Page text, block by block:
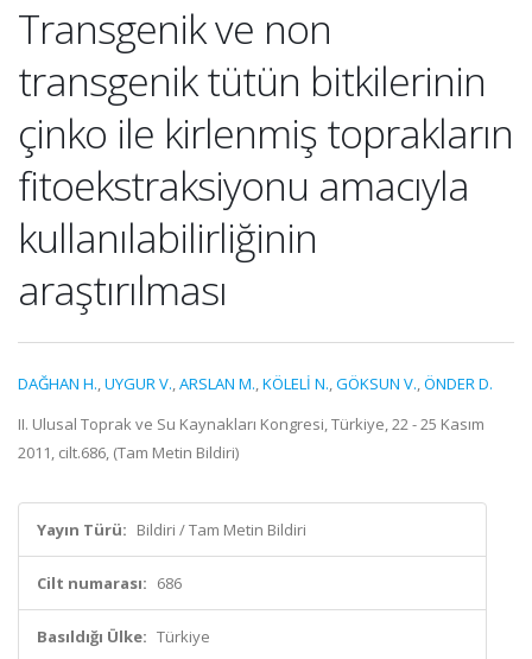
Transgenik ve non
transgenik tütün bitkilerinin
çinko ile kirlenmiş toprakların
fitoekstraksiyonu amacıyla
kullanılabilirliğinin
araştırılması
DAĞHAN H.,UYGUR V.,ARSLAN M.,KÖLELİ N.,GÖKSUN V.,ÖNDER D.
II. Ulusal Toprak ve Su Kaynakları Kongresi, Türkiye, 22 - 25 Kasım
2011, cilt.686, (Tam Metin Bildiri)
Yayın Türü: Bildiri / Tam Metin Bildiri
Cilt numarası: 686
Basıldığı Ülke: Türkiye